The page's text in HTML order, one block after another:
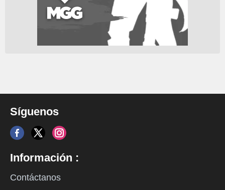
Síguenos
Información :
Contáctanos